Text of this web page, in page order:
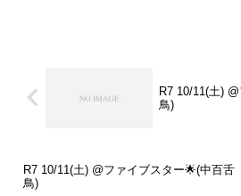
R7 10/11(土)
鳥)
R7 10/11(土) @ファイブスター🌟(中百舌
鳥)